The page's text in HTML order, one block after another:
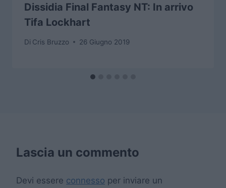
Dissidia Final Fantasy NT: In arrivo
Tifa Lockhart
Di Cris Bruzzo 26 Giugno 2019
Lascia un commento
Devi essere connesso per inviare un